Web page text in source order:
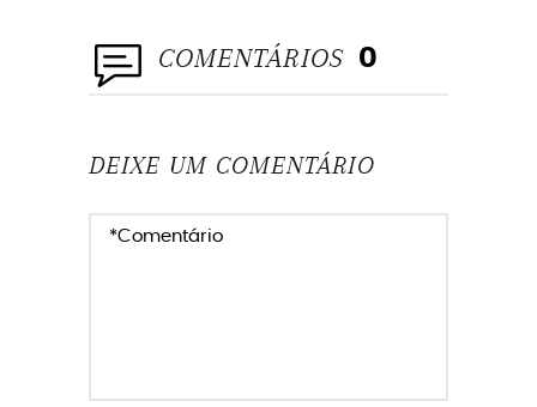
COMENTÁRIOS 0
DEIXE UM COMENTÁRIO